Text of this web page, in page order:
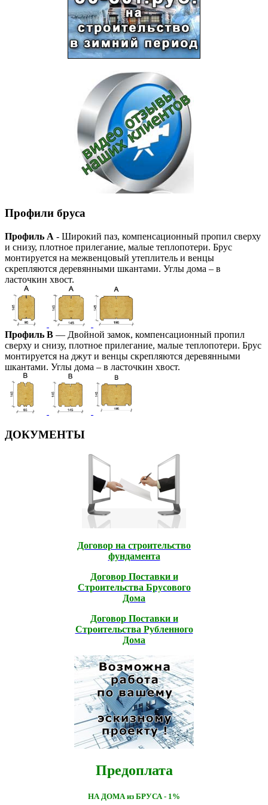
Профили бруса
Профиль А - Широкий паз, компенсационный пропил сверху
и снизу, плотное прилегание, малые теплопотери. Брус
монтируется на межвенцовый утеплитель и венцы
скрепляются деревянными шкантами. Углы дома – в
ласточкин хвост.
Профиль В — Двойной замок, компенсационный пропил
сверху и снизу, плотное прилегание, малые теплопотери. Брус
монтируется на джут и венцы скрепляются деревянными
шкантами. Углы дома – в ласточкин хвост.
ДОКУМЕНТЫ
Договор на строительство
фундамента
Договор Поставки и
Строительcтва Брусового
Дома
Договор Поставки и
Строительcтва Рубленного
Дома
Предоплата
НА ДОМА из БРУСА - 1%